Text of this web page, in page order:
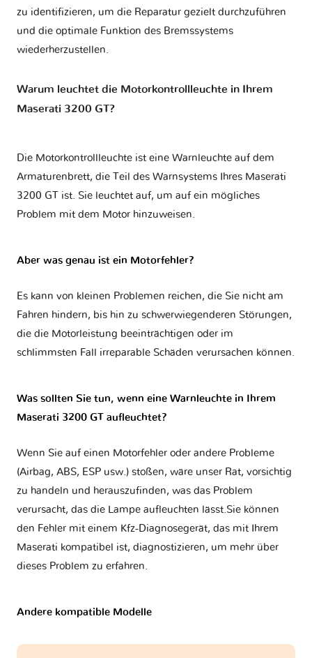
zu identifizieren, um die Reparatur gezielt durchzuführen
und die optimale Funktion des Bremssystems
wiederherzustellen.
Warum leuchtet die Motorkontrollleuchte in Ihrem
Maserati 3200 GT?
Die Motorkontrollleuchte ist eine Warnleuchte auf dem
Armaturenbrett, die Teil des Warnsystems Ihres Maserati
3200 GT ist. Sie leuchtet auf, um auf ein mögliches
Problem mit dem Motor hinzuweisen.
Aber was genau ist ein Motorfehler?
Es kann von kleinen Problemen reichen, die Sie nicht am
Fahren hindern, bis hin zu schwerwiegenderen Störungen,
die die Motorleistung beeinträchtigen oder im
schlimmsten Fall irreparable Schäden verursachen können.
Was sollten Sie tun, wenn eine Warnleuchte in Ihrem
Maserati 3200 GT aufleuchtet?
Wenn Sie auf einen Motorfehler oder andere Probleme
(Airbag, ABS, ESP usw.) stoßen, wäre unser Rat, vorsichtig
zu handeln und herauszufinden, was das Problem
verursacht, das die Lampe aufleuchten lässt.Sie können
den Fehler mit einem Kfz-Diagnosegerät, das mit Ihrem
Maserati kompatibel ist, diagnostizieren, um mehr über
dieses Problem zu erfahren.
Andere kompatible Modelle